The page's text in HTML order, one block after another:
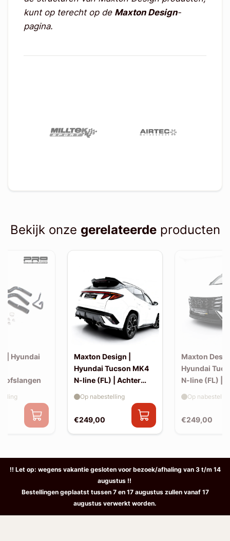
kunt op terecht op de Maxton Design-
pagina.
Bekijk onze gerelateerdeproducten
| Hyundai
Maxton Design |
Hyundai Tucson MK4
N-line (FL) | Achter
splitters
€249,00
Op nabestelling
Maxton
Hyundai
N-line (FL) |
€249,00
Op
!! Let op: wegens vakantie gesloten voor bezoek/afhaling van 3 t/m 14
augustus !!
Bestellingen geplaatst tussen 7 en 17 augustus zullen vanaf 17
augustus verwerkt worden.